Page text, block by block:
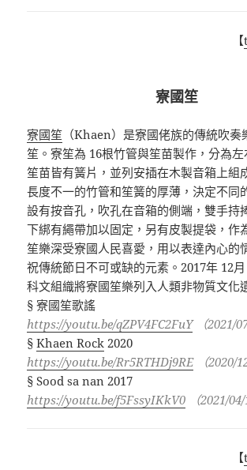
【
寮國笙
寮國笙 （Khaen）是寮國佬族的傳統吹奏
笙。寮笙為 16根竹管與笙苗製作，分為
笙苗皆有簧片，並列安插在木製音箱上組
長度不一的竹管和笙簧的厚薄，決定不同
設有按音孔，吹孔在音箱的側端，雙手持
下綁有繩帶加以固定，另有皮製提袋，作
笙樂深受寮國人民喜愛，用以表達內心的
祝傳統節日不可或缺的元素。2017年 12月
科文組織將寮國笙樂列入人類非物質文化
§寮國笙歌謠
https://youtu.be/qZPV4FC2FuY
（2021/
§Khaen Rock 2020
https://youtu.be/Rr5RTHDj9RE
（2020/
§ Sood sa nan 2017
https://youtu.be/f5FssyIKkV0
（2021/
【